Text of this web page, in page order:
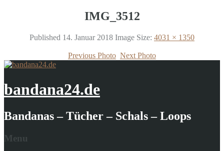
IMG_3512
Published 14. Januar 2018 Image Size: 4031 × 1350
Previous Photo Next Photo
bandana24.de
Bandanas – Tücher – Schals – Loops
Menu